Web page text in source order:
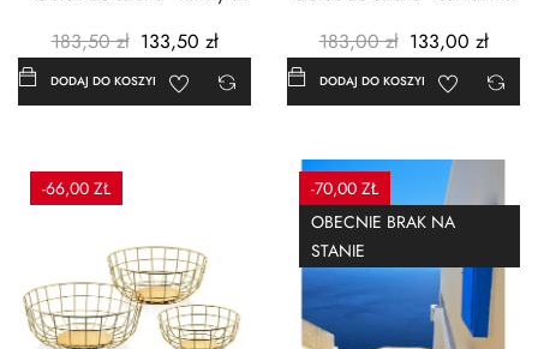
183,50 zł 133,50 zł
DODAJ DO KOSZYKA
183,00 zł 133,00 zł
DODAJ DO KOSZYKA
-66,00 ZŁ
-70,00 ZŁ
OBECNIE BRAK NA
STANIE